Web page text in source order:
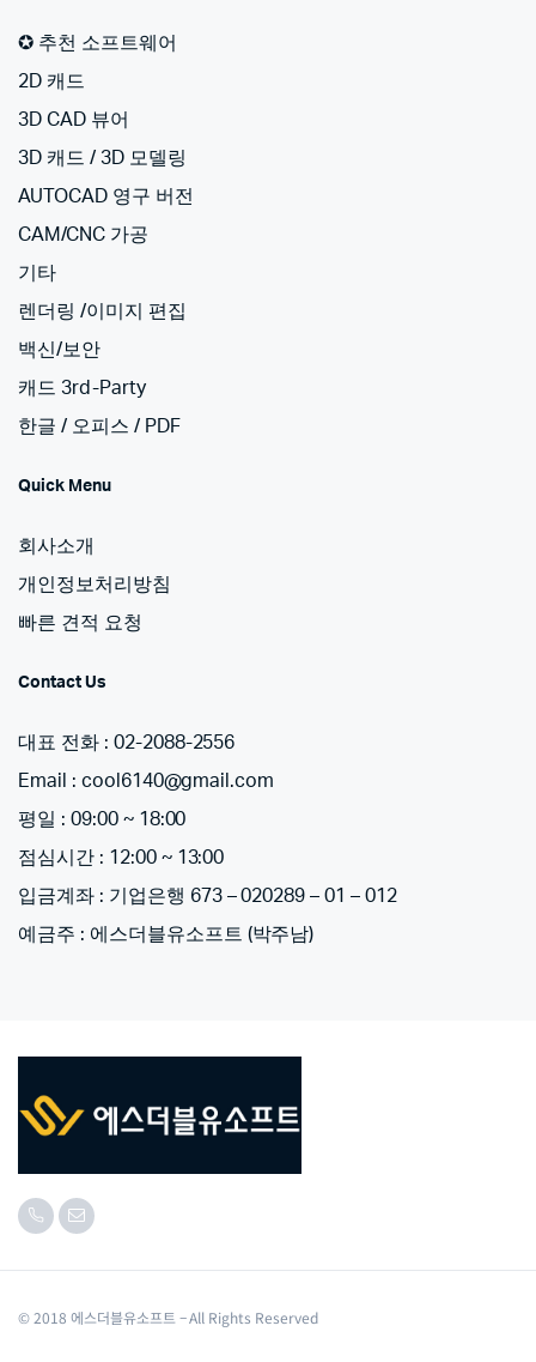
✪ 추천 소프트웨어
2D 캐드
3D CAD 뷰어
3D 캐드 / 3D 모델링
AUTOCAD 영구 버전
CAM/CNC 가공
기타
렌더링 /이미지 편집
백신/보안
캐드 3rd-Party
한글 / 오피스 / PDF
Quick Menu
회사소개
개인정보처리방침
빠른 견적 요청
Contact Us
대표 전화 : 02-2088-2556
Email : cool6140@gmail.com
평일 : 09:00 ~ 18:00
점심시간 : 12:00 ~ 13:00
입금계좌 : 기업은행 673 – 020289 – 01 – 012
예금주 : 에스더블유소프트 (박주남)
© 2018 에스더블유소프트 – All Rights Reserved